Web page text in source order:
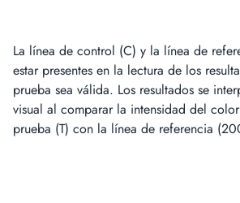
La línea de control (C) y la línea de
estar presentes en la lectura de los
prueba sea válida. Los resultados se
visual al comparar la intensidad del
prueba (T) con la línea de referencia